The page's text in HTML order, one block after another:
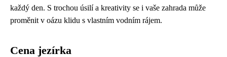
každý den. S trochou úsilí a kreativity se i vaše zahrada může
proměnit v oázu klidu s vlastním vodním rájem.
Cena jezírka